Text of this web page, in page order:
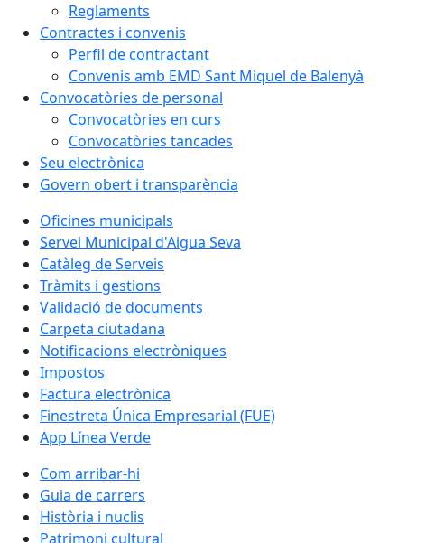
Reglaments
Contractes i convenis
Perfil de contractant
Convenis amb EMD Sant Miquel de Balenyà
Convocatòries de personal
Convocatòries en curs
Convocatòries tancades
Seu electrònica
Govern obert i transparència
Oficines municipals
Servei Municipal d'Aigua Seva
Catàleg de Serveis
Tràmits i gestions
Validació de documents
Carpeta ciutadana
Notificacions electròniques
Impostos
Factura electrònica
Finestreta Única Empresarial (FUE)
App Línea Verde
Com arribar-hi
Guia de carrers
Història i nuclis
Patrimoni cultural